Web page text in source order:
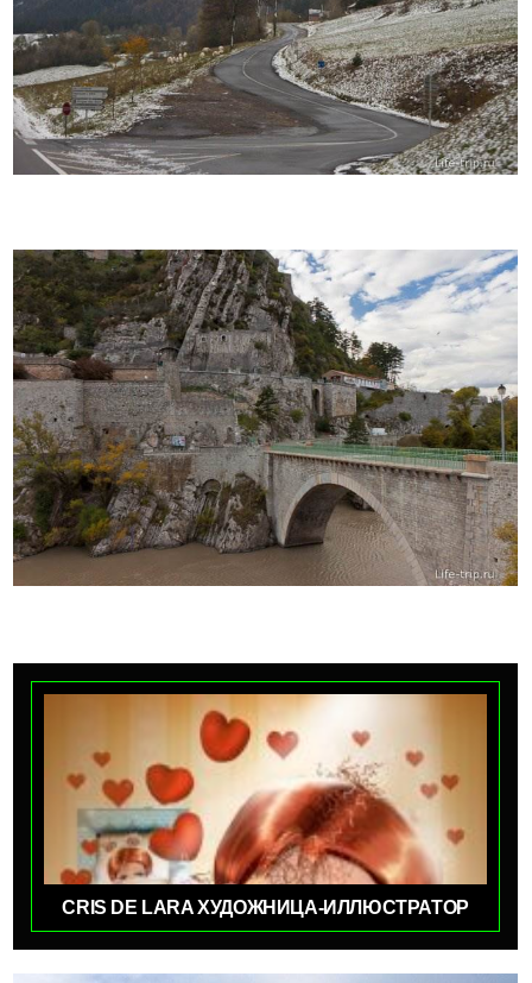
CRIS DE LARA ХУДОЖНИЦА-ИЛЛЮСТРАТОР